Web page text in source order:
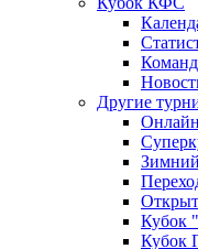
Другие
Кубок
Кубок